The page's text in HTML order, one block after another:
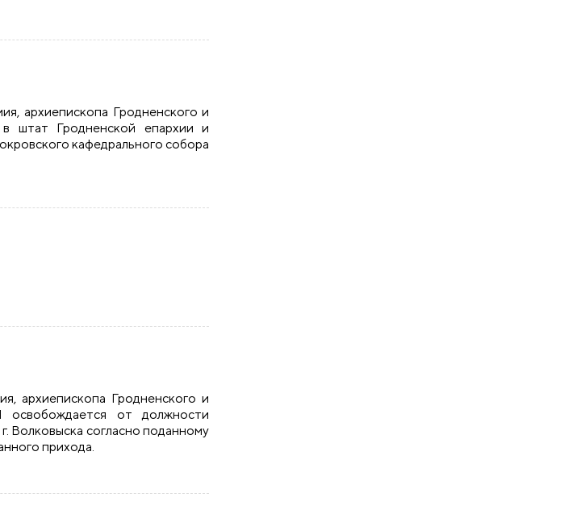
архиепископа Гродненского и
штат Гродненской епархии и
кафедрального собора
архиепископа Гродненского и
от должности
Волковыска согласно поданному
прихода.